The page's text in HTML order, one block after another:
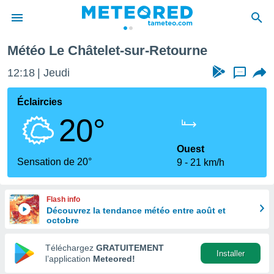
de
en
Météo Le Châtelet-sur-Retourne
12:18 Jeudi ...
Éclaircies
20°
Sensation de 20°
Ouest
9
21 km/h
Flash info
Découvrez la tendance météo entre août et
octobre
Téléchargez GRATUITEMENT
l’application Meteored!
Installer